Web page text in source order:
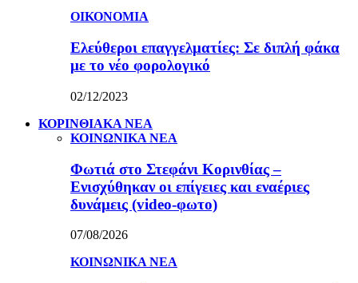
ΟΙΚΟΝΟΜΙΑ
Ελεύθεροι επαγγελματίες: Σε διπλή φάκα
με το νέο φορολογικό
02/12/2023
ΚΟΡΙΝΘΙΑΚΑ ΝΕΑ
ΚΟΙΝΩΝΙΚΑ ΝΕΑ
Φωτιά στο Στεφάνι Κορινθίας –
Ενισχύθηκαν οι επίγειες και εναέριες
δυνάμεις (video-φωτο)
07/08/2026
ΚΟΙΝΩΝΙΚΑ ΝΕΑ